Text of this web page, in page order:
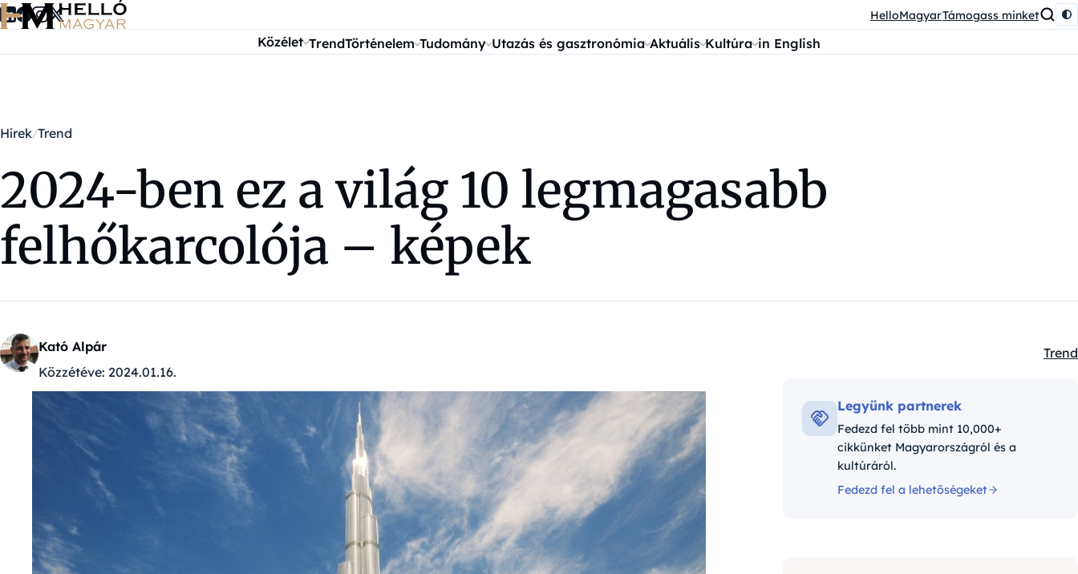
Ugrás a tartalomra HelloMagyarTámogass minket
Közélet TrendTörténelem Tudomány Utazás és gasztronómia Aktuális Kultúra in English
Hírek Trend
2024-ben ez a világ 10 legmagasabb
felhőkarcolója – képek
Kató Alpár
Közzétéve: 2024.01.16.
Trend
Legyünk partnerek
Fedezd fel több mint 10,000+
cikkünket Magyarországról és a
kultúráról.
Fedezd fel a lehetőségeket